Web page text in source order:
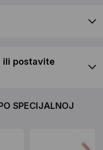
ili postavite
SPECIJALNOJ